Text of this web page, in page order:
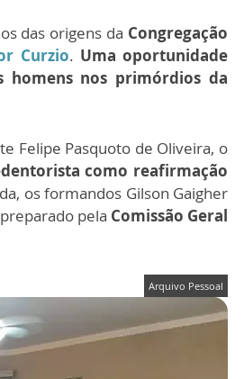
das origens da Congregação
Curzio. Uma oportunidade
homens nos primórdios da
Felipe Pasquoto de Oliveira, o
como reafirmação
os formandos Gilson Gaigher
pela Comissão Geral
Arquivo Pessoal